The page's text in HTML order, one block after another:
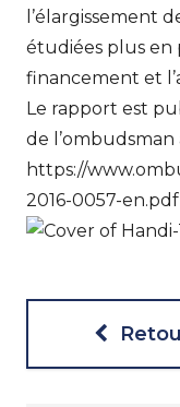
l’élargissement
étudiées plus
financement et
Le rapport est
de l’ombudsman
https://
2016-0057-en.pdf